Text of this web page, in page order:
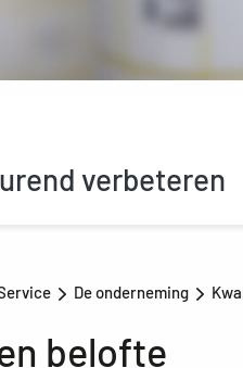
verbeteren
De onderneming
belofte